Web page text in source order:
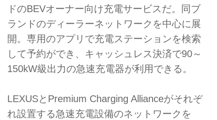
ドのBEVオーナー向け充電サービスだ。同ブ
ランドのディーラーネットワークを中心に展
開。専用のアプリで充電ステーションを検索
して予約ができ、キャッシュレス決済で90～
150kW級出力の急速充電器が利用できる。
LEXUSとPremium Charging Allianceがそれぞ
れ設置する急速充電設備のネットワークを